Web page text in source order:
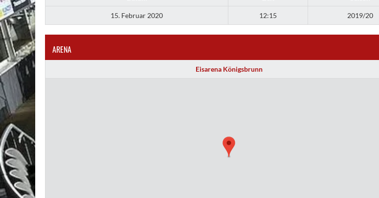
15. Februar 2020 12:15 2019/20
ARENA
Eisarena Königsbrunn